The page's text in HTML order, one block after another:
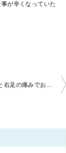
が辛くなっていた
東御市で腰痛と右足の痛みでお悩みだった患者様の声【東御市・腰痛・整体】